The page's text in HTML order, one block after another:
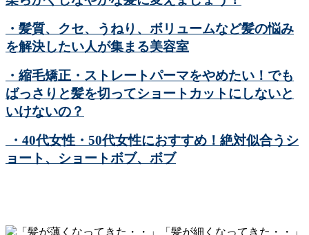
・髪質、クセ、うねり、ボリュームなど髪の悩み
を解決したい人が集まる美容室
・縮毛矯正・ストレートパーマをやめたい！でも
ばっさりと髪を切ってショートカットにしないと
いけないの？
・40代女性・50代女性におすすめ！絶対似合うシ
ョート、ショートボブ、ボブ